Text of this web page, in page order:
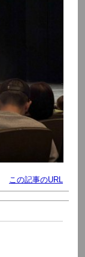
この記事のURL